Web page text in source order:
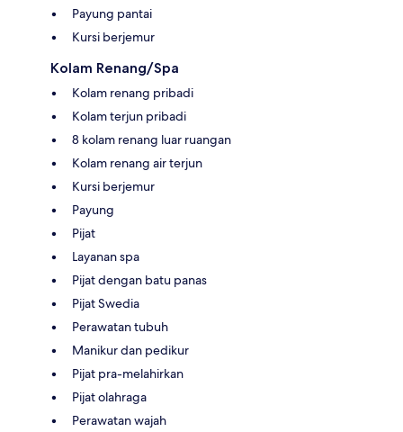
Payung pantai
Kursi berjemur
Kolam Renang/Spa
Kolam renang pribadi
Kolam terjun pribadi
8 kolam renang luar ruangan
Kolam renang air terjun
Kursi berjemur
Payung
Pijat
Layanan spa
Pijat dengan batu panas
Pijat Swedia
Perawatan tubuh
Manikur dan pedikur
Pijat pra-melahirkan
Pijat olahraga
Perawatan wajah